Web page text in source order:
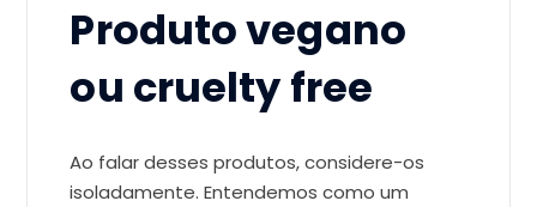
Produto vegano
ou cruelty free
Ao falar desses produtos, considere-os
isoladamente. Entendemos como um